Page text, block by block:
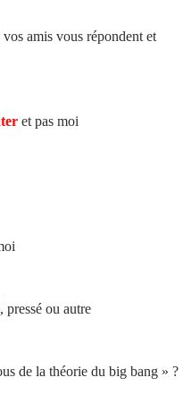
amis vous répondent et
et pas moi
, pressé ou autre
de la théorie du big bang » ?